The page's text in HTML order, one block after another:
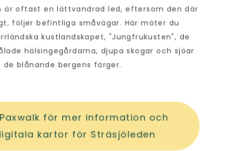
är oftast en lättvandrad led, eftersom den där
följer befintliga småvägar. Här möter du
kustlandskapet, "Jungfrukusten", de
hälsingegårdarna, djupa skogar och sjöar
blånande bergens färger.
för mer information och
kartor för Sträsjöleden